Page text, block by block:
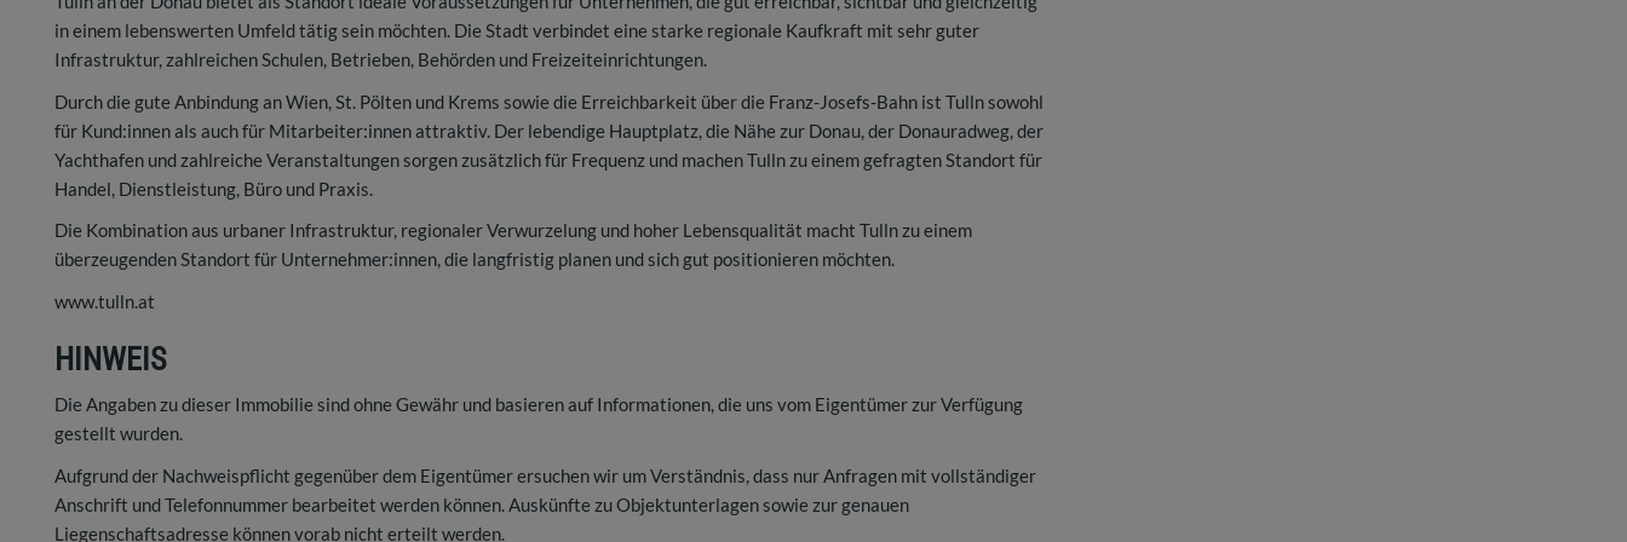
in einem lebenswerten Umfeld tätig sein möchten. Die Stadt verbindet eine starke regionale Kaufkraft mit sehr guter
Infrastruktur, zahlreichen Schulen, Betrieben, Behörden und Freizeiteinrichtungen.
Durch die gute Anbindung an Wien, St. Pölten und Krems sowie die Erreichbarkeit über die Franz-Josefs-Bahn ist Tulln sowohl
für Kund:innen als auch für Mitarbeiter:innen attraktiv. Der lebendige Hauptplatz, die Nähe zur Donau, der Donauradweg, der
Yachthafen und zahlreiche Veranstaltungen sorgen zusätzlich für Frequenz und machen Tulln zu einem gefragten Standort für
Handel, Dienstleistung, Büro und Praxis.
Die Kombination aus urbaner Infrastruktur, regionaler Verwurzelung und hoher Lebensqualität macht Tulln zu einem
überzeugenden Standort für Unternehmer:innen, die langfristig planen und sich gut positionieren möchten.
www.tulln.at
HINWEIS
Die Angaben zu dieser Immobilie sind ohne Gewähr und basieren auf Informationen, die uns vom Eigentümer zur Verfügung
gestellt wurden.
Aufgrund der Nachweispflicht gegenüber dem Eigentümer ersuchen wir um Verständnis, dass nur Anfragen mit vollständiger
Anschrift und Telefonnummer bearbeitet werden können. Auskünfte zu Objektunterlagen sowie zur genauen
Liegenschaftsadresse können vorab nicht erteilt werden.